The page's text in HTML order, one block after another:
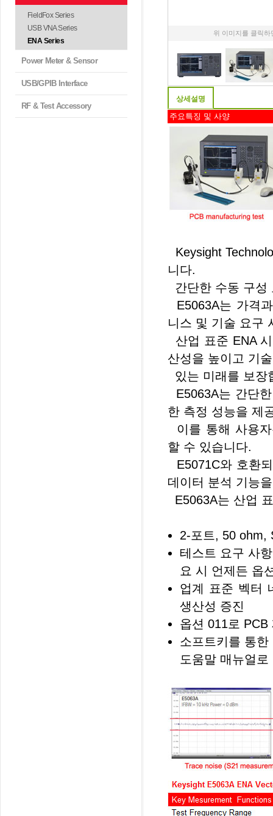
FieldFox Series
USB VNA Series
ENA Series
Power Meter & Sensor
USB/GPIB Interface
RF & Test Accessory
위 이미지를 클릭
상세설명
주요특징 및 사양
Keysight
니다.
간단한 수동 구성
E5063A는 가격
니스 및 기술 요구
산업 표준 ENA
산성을 높이고 기
있는 미래를 보장
E5063A는 간단
한 측정 성능을 제
이를 통해 사용
할 수 있습니다.
E5071C와 호환
데이터 분석 기능
E5063A는 산업
2-포트, 50 ohm,
테스트 요구 사
요 시 언제든 옵
업계 표준 벡터
생산성 증진
옵션 011로
소프트키를 통
도움말 매뉴얼